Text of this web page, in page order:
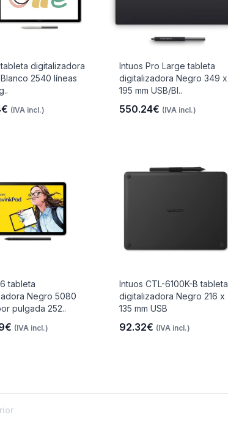
digitalizadora
2540 líneas
(IVA incl.)
Intuos Pro Large tableta
digitalizadora Negro 349 x
195 mm USB/Bl..
550.24€ (IVA incl.)
tableta
Negro 5080
pulgada 252..
(IVA incl.)
Intuos CTL-6100K-B tableta
digitalizadora Negro 216 x
135 mm USB
92.32€ (IVA incl.)